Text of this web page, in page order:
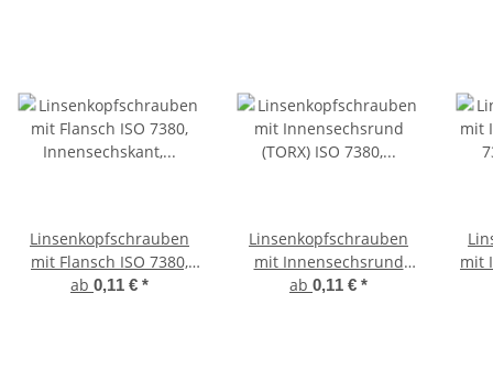
Linsenkopfschrauben
mit Flansch ISO 7380,
Innensechskant,
ab 0,11 € *
Linsenkopfschrauben
mit Innensechsrund
(TORX) ISO 7380,
ab 0,11 € *
mit